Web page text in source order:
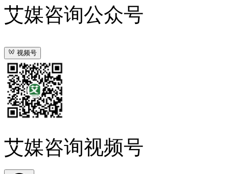
艾媒咨询公众号
视频号
艾媒咨询视频号